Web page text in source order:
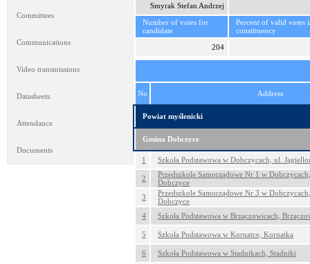
Committees
Communications
Video transmissions
Datasheets
Attendance
Documents
Smyrak Stefan Andrzej
Number of votes for
candidate
Percent of valid votes
constituency
204
No Address
Powiat myślenicki
Gmina Dobczyce
1 Szkoła Podstawowa w Dobczycach, ul.
2
Przedszkole Samorządowe Nr 1 w
Dobczyce
3
Przedszkole Samorządowe Nr 3 w
Dobczyce
4
Szkoła Podstawowa w Brzączowicach,
5 Szkoła Podstawowa w Kornatce, Kornatka
6 Szkoła Podstawowa w Stadnikach, Stadniki